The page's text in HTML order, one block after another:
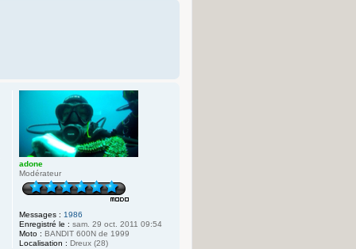
adone
Modérateur
Messages : 1986
Enregistré le : sam. 29 oct. 2011 09:54
Moto : BANDIT 600N de 1999
Localisation : Dreux (28)